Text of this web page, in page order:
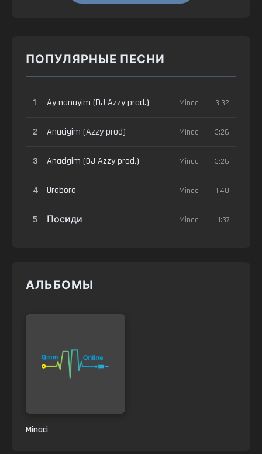
ПОПУЛЯРНЫЕ ПЕСНИ
1 Ay nanayim (DJ Azzy prod.) Minaci 3:32
2 Anacigim (Azzy prod) Minaci 3:26
3 Anacigim (DJ Azzy prod.) Minaci 3:26
4 Urabora Minaci 1:40
5 Посиди Minaci 1:37
АЛЬБОМЫ
Minaci